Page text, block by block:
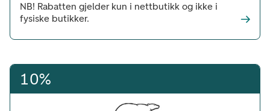
NB! Rabatten gjelder kun i nettbutikk og ikke i
fysiske butikker.
10%